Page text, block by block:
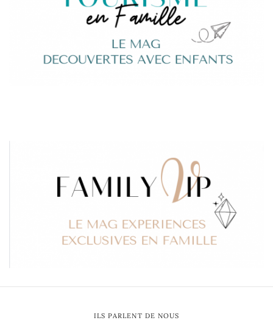
ILS PARLENT DE NOUS